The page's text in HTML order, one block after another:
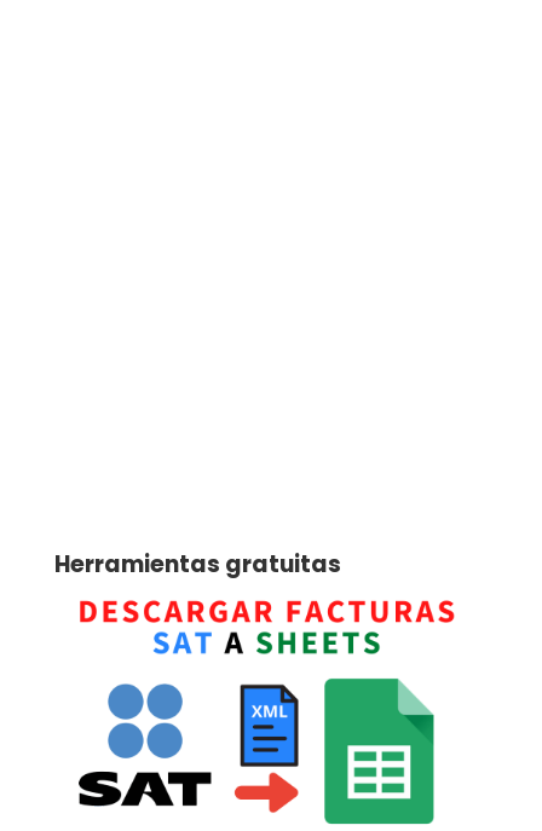
Herramientas gratuitas